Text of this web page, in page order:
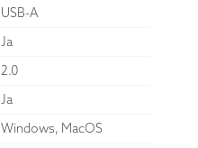
USB-A
Ja
2.0
Ja
Windows, MacOS